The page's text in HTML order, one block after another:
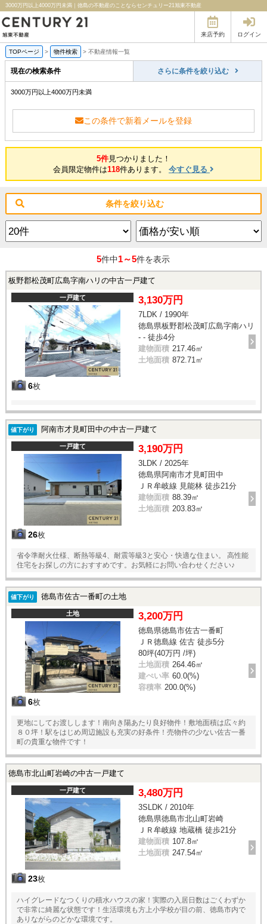
3000万円以上4000万円未満｜徳島の不動産のことならセンチュリー21旭東不動産
来店予約 ログイン
TOPページ > 物件検索 > 不動産情報一覧
現在の検索条件 さらに条件を絞り込む
3000万円以上4000万円未満
この条件で新着メールを登録
5件見つかりました！
会員限定物件は118件あります。 今すぐ見る
条件を絞り込む
5件中1～5件を表示
板野郡松茂町広島字南ハリの中古一戸建て
一戸建て
6枚
3,130万円
7LDK / 1990年
徳島県板野郡松茂町広島字南ハリ
- - 徒歩4分
建物面積 217.46㎡
土地面積 872.71㎡
値下がり 阿南市才見町田中の中古一戸建て
一戸建て
26枚
3,190万円
3LDK / 2025年
徳島県阿南市才見町田中
ＪＲ牟岐線 見能林 徒歩21分
建物面積 88.39㎡
土地面積 203.83㎡
省令準耐火仕様、断熱等級4、耐震等級3と安心・快適な住まい。 高性能
住宅をお探しの方におすすめです。お気軽にお問い合わせください♪
値下がり 徳島市佐古一番町の土地
土地
6枚
3,200万円
徳島県徳島市佐古一番町
ＪＲ徳島線 佐古 徒歩5分
80坪(40万円 /坪)
土地面積 264.46㎡
建ぺい率 60.0(%)
容積率 200.0(%)
更地にしてお渡しします！南向き陽あたり良好物件！敷地面積は広々約
８０坪！駅をはじめ周辺施設も充実の好条件！売物件の少ない佐古一番
町の貴重な物件です！
徳島市北山町岩崎の中古一戸建て
一戸建て
23枚
3,480万円
3SLDK / 2010年
徳島県徳島市北山町岩崎
ＪＲ牟岐線 地蔵橋 徒歩21分
建物面積 107.8㎡
土地面積 247.54㎡
ハイグレードなつくりの積水ハウスの家！実際の入居日数はごくわずか
で非常に綺麗な状態です！生活環境も方上小学校が目の前、徳島市内で
ありながらのどかな環境です。